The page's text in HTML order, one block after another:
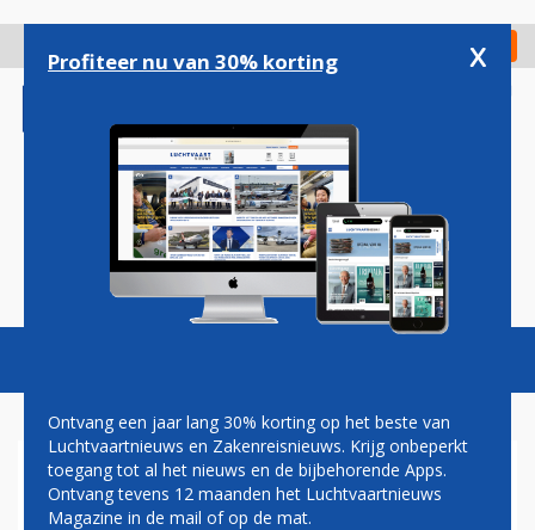
gaan
Check in
Magazine Podcasts Vacatures
FEESTJE
Profiteer nu van 30% korting x
Ontvang een jaar lang 30% korting op het beste van
Luchtvaartnieuws en Zakenreisnieuws. Krijg onbeperkt
toegang tot al het nieuws en de bijbehorende Apps.
Ontvang tevens 12 maanden het Luchtvaartnieuws
Magazine in de mail of op de mat.